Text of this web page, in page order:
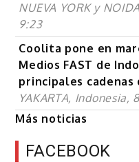
NUEVA YORK y
9:23
Coolita pone en
Medios FAST de
principales
YAKARTA, Indonesia,
Más noticias
FACEBOOK